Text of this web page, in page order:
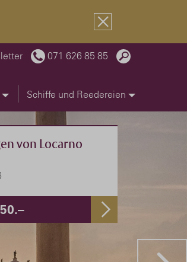
071 626 85 85
Schiffe und Reedereien
und der Nil
2027